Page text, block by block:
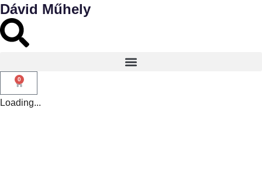
Dávid Műhely
0
Loading...